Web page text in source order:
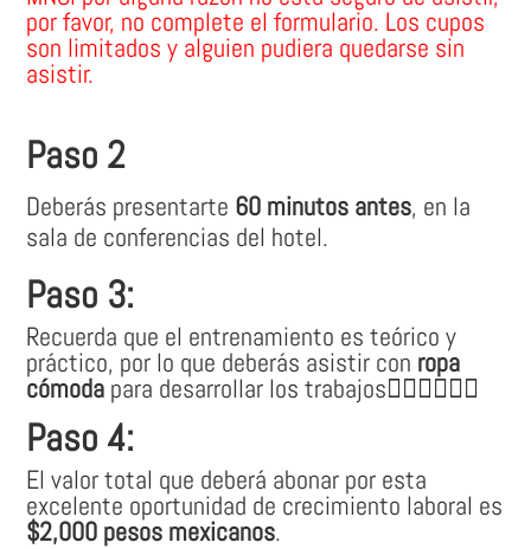
por favor, no complete el formulario. Los cupos
son limitados y alguien pudiera quedarse sin
asistir.
Paso 2
Deberás presentarte 60 minutos antes, en la
sala de conferencias del hotel.
Paso 3:
Recuerda que el entrenamiento es teórico y
práctico, por lo que deberás asistir con ropa
cómoda para desarrollar los trabajos👷🏽‍♀👷🏼‍♂
Paso 4:
El valor total que deberá abonar por esta
excelente oportunidad de crecimiento laboral es
$2,000 pesos mexicanos.